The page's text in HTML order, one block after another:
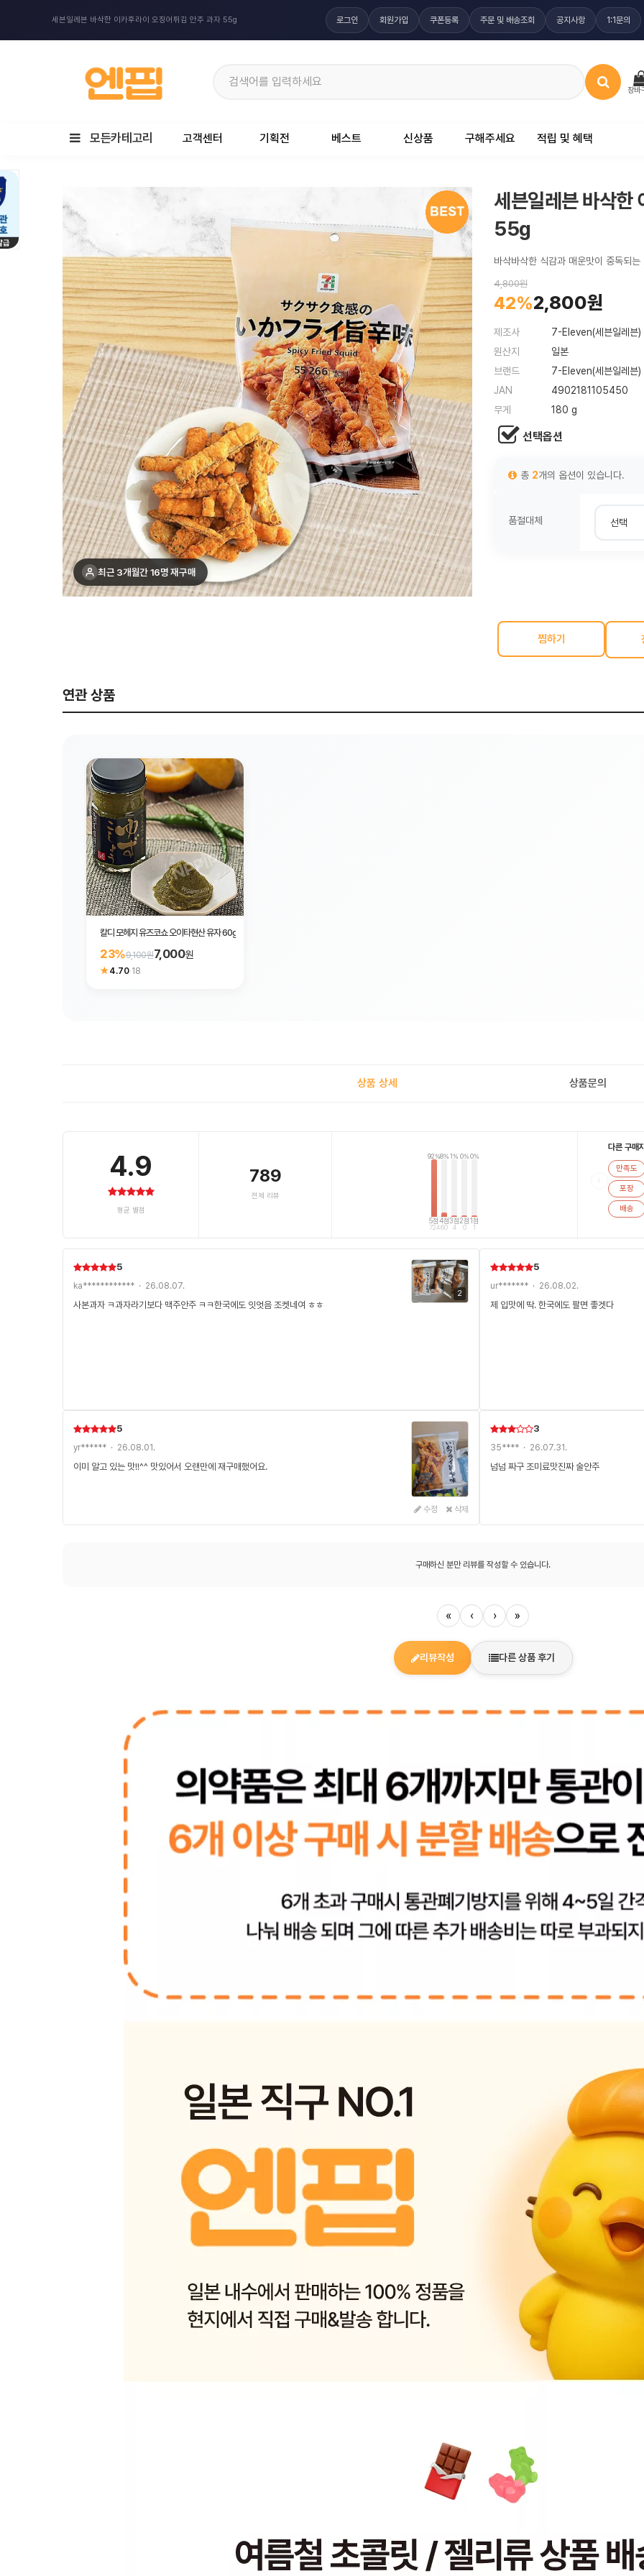
세븐일레븐 바삭한 이카후라이 오징어튀김 안주 과자 55g 로그인 회원가입 쿠폰등록 주문 및 배송조회 공지사항 1:1문의
장바
모든카테고리 고객센터 기획전 베스트 신상품 구해주세요 적립 및 혜택
최근 3개월간 16명 재구매
세븐일레븐 바삭한
55g
바삭바삭한 식감과 매운맛이 중독되는
4,800원
42%2,800원
제조사
7-Eleven(세븐일레븐)
원산지
일본
브랜드
7-Eleven(세븐일레븐)
JAN
4902181105450
무게
180 g
선택옵션
총 2개의 옵션이 있습니다.
품절대체
찜하기
연관 상품
칼디 모헤지 유즈코쇼 오이타현산 유자 60g
23%9,100원7,000원
★4.70·18
상품 상세 상품문의
4.9
평균 별점
789
전체 리뷰
92%
5점
724
8%
4점
60
1%
3점
4
0%
2점
0
0%
1점
1
다른 구매
만족도
포장
배송
5
ka************ · 26.08.07.
사본과자 ㅋ과자라기보다 맥주안주 ㅋㅋ한국에도 잇엇음 조켓네여 ㅎㅎ
2
5
ur******* · 26.08.02.
제 입맛에 딱. 한국에도 팔면 좋겟다
5
yr****** · 26.08.01.
이미 알고 있는 맛!!^^ 맛있어서 오랜만에 재구매했어요.
수정 삭제
3
35**** · 26.07.31.
넘넘 짜구 조미료맛진짜 술안주
구매하신 분만 리뷰를 작성할 수 있습니다.
« ‹ › »
리뷰작성 다른 상품 후기